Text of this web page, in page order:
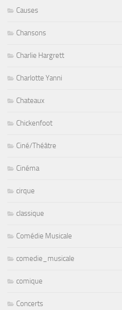
Causes
Chansons
Charlie Hargrett
Charlotte Yanni
Chateaux
Chickenfoot
Ciné/Théâtre
Cinéma
cirque
classique
Comédie Musicale
comedie_musicale
comique
Concerts